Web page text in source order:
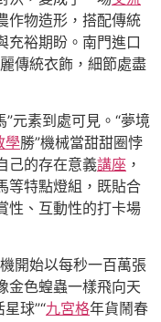
作物造形，搭配傳統
充裕期盼。南門進口
傳統衣飾，細節處盡
”元素到處可見。“夢境
學勝”機械當甜甜圈悖
己的存在意義講座 ，
等特點燈組，既貼合
性、互動性的打卡場
開始以每秒一百萬張
金色蝗蟲一樣飛向天
球”“九宮格年貨鬧春